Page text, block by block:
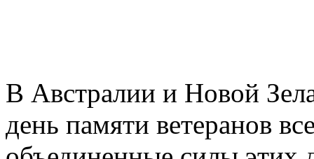
В Австралии и Новой
день памяти ветеранов